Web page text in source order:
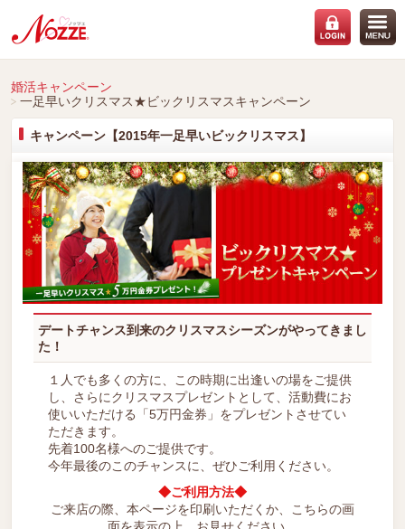
婚活キャンペーン
一足早いクリスマス★ビックリスマスキャンペーン
キャンペーン【2015年一足早いビックリスマス】
デートチャンス到来のクリスマスシーズンがやってきまし
た！
１人でも多くの方に、この時期に出逢いの場をご提供
し、さらにクリスマスプレゼントとして、活動費にお
使いいただける「5万円金券」をプレゼントさせてい
ただきます。
先着100名様へのご提供です。
今年最後のこのチャンスに、ぜひご利用ください。
◆ご利用方法◆
ご来店の際、本ページを印刷いただくか、こちらの画
面を表示の上、お見せください。